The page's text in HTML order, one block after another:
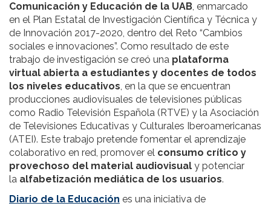
Comunicación y Educación de la UAB, enmarcado
en el Plan Estatal de Investigación Científica y Técnica y
de Innovación 2017-2020, dentro del Reto “Cambios
sociales e innovaciones”. Como resultado de este
trabajo de investigación se creó una plataforma
virtual abierta a estudiantes y docentes de todos
los niveles educativos, en la que se encuentran
producciones audiovisuales de televisiones públicas
como Radio Televisión Española (RTVE) y la Asociación
de Televisiones Educativas y Culturales Iberoamericanas
(ATEI). Este trabajo pretende fomentar el aprendizaje
colaborativo en red, promover el consumo crítico y
provechoso del material audiovisual y potenciar
la alfabetización mediática de los usuarios.
Diario de la Educación es una iniciativa de